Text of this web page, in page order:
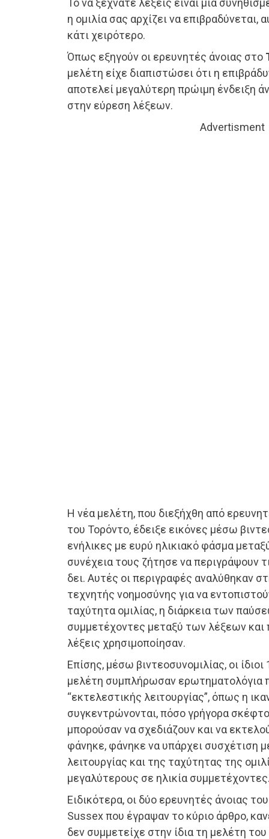
Το να ξεχνάτε λέξεις είναι μια
η ομιλία σας αρχίζει να επιβραδύνεται,
κάτι χειρότερο.
Όπως εξηγούν οι ερευνητές άνοιας στο
μελέτη είχε διαπιστώσει ότι η
αποτελεί μεγαλύτερη πρώιμη ένδειξη
στην εύρεση λέξεων.
Advertisment
Η νέα μελέτη, που διεξήχθη από
του Τορόντο, έδειξε εικόνες μέσω
ενήλικες με ευρύ ηλικιακό φάσμα
συνέχεια τους ζήτησε να περιγράψουν
δει. Αυτές οι περιγραφές αναλύθηκαν
τεχνητής νοημοσύνης για να
ταχύτητα ομιλίας, η διάρκεια των
συμμετέχοντες μεταξύ των λέξεων και
λέξεις χρησιμοποίησαν.
Επίσης, μέσω βιντεοσυνομιλίας, οι
μελέτη συμπλήρωσαν ερωτηματολόγια
“εκτελεστικής λειτουργίας”, όπως η
συγκεντρώνονται, πόσο γρήγορα
μπορούσαν να σχεδιάζουν και να
φάνηκε, φάνηκε να υπάρχει συσχέτιση
λειτουργίας και της ταχύτητας της
μεγαλύτερους σε ηλικία συμμετέχοντες.
Ειδικότερα, οι δύο ερευνητές άνοιας
Sussex που έγραψαν το κύριο άρθρο,
δεν συμμετείχε στην ίδια τη μελέτη